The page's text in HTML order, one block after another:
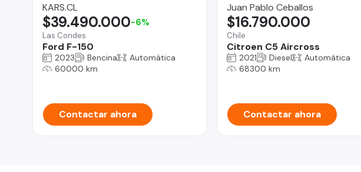
KARS.CL
Las Condes
Ford F-150
$39.490.000-6%
2023 Bencina
Automática
60000 km
Contactar ahora
Juan Pablo Ceballos
Chile
Citroen C5 Aircross
$16.790.000
2021 Diesel
Automática
68300 km
Contactar ahora